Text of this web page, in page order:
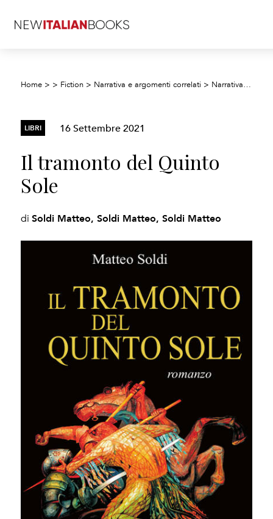
Home > > Fiction > Narrativa e argomenti correlati > Narrativa di ambientazione storica
LIBRI 16 Settembre 2021
Il tramonto del Quinto
Sole
diSoldi Matteo, Soldi Matteo, Soldi Matteo